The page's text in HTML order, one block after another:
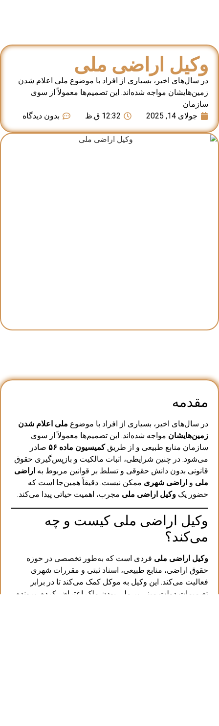
وکیل اراضی ملی
در سال‌های اخیر، بسیاری از افراد با موضوع ملی اعلام شدن
زمین‌هایشان مواجه شده‌اند. این تصمیم‌ها معمولاً از سوی
سازمان
جولای 14, 2025
12:32 ق.ظ بدون دیدگاه
مقدمه
در سال‌های اخیر، بسیاری از افراد با موضوع ملی اعلام شدن
زمین‌هایشان مواجه شده‌اند. این تصمیم‌ها معمولاً از سوی
سازمان منابع طبیعی و از طریقکمیسیون ماده ۵۶
صادر
می‌شود. در چنین شرایطی، اثبات مالکیت و بازپس‌گیری حقوق
قانونی بدون دانش حقوقی و تسلط بر قوانین مربوط به اراضی
ملی و اراضی شهری ممکن نیست. دقیقاً همین‌جا است که
حضور یک وکیل اراضی ملی مجرب، اهمیت حیاتی پیدا می‌کند.
وکیل اراضی ملی کیست و چه
می‌کند؟
وکیل اراضی ملی فردی است که به‌طور تخصصی در حوزه
حقوق اراضی، منابع طبیعی، اسناد ثبتی و مقررات شهری
فعالیت می‌کند. این وکیل به موکل کمک می‌کند تا در برابر
تصمیمات دولت مبنی بر ملی بودن ملک اعتراض کرده، پرونده